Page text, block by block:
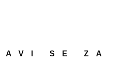
SE ZA